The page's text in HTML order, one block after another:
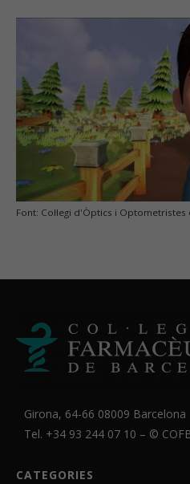
Font: Col·legi d'Òptics i Optometristes
Girona, 64-66 08009 Barcelona
Tel. +34 93 244 07 10 – ©
CATEGORIES